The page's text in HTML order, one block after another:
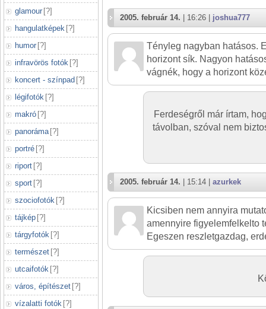
glamour [?]
hangulatképek [?]
humor [?]
infravörös fotók [?]
koncert - színpad [?]
légifotók [?]
makró [?]
panoráma [?]
portré [?]
riport [?]
sport [?]
szociofotók [?]
tájkép [?]
tárgyfotók [?]
természet [?]
utcaifotók [?]
város, építészet [?]
vízalatti fotók [?]
2005. február 14. | 16:26 | joshua777
Tényleg nagyban hatásos.
horizont sík. Nagyon
vágnék, hogy a horizont
Ferdeségről már írtam,
távolban, szóval nem
2005. február 14. | 15:14 | azurkek
Kicsiben nem annyira
amennyire figyelemfelkelto
Egeszen reszletgazdag,